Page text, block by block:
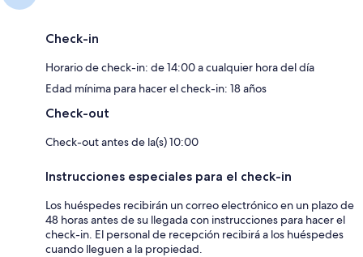
Check-in
Horario de check-in: de 14:00 a cualquier hora del día
Edad mínima para hacer el check-in: 18 años
Check-out
Check-out antes de la(s) 10:00
Instrucciones especiales para el check-in
Los huéspedes recibirán un correo electrónico en un plazo de
48 horas antes de su llegada con instrucciones para hacer el
check-in. El personal de recepción recibirá a los huéspedes
cuando lleguen a la propiedad.